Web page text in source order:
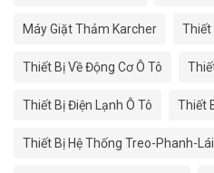
Máy Giặt Thảm Karcher Thiết
Thiết Bị Về Động Cơ Ô Tô
Thiết Bị Điện Lạnh Ô Tô Thiết
Thiết Bị Hệ Thống Treo-Phanh-